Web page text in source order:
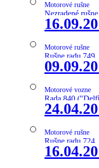
Motorové rušne
Nezradené
Motorové rušne
Rušne radu
Motorové vozne
Rada 840
Motorové rušne
Rušne radu